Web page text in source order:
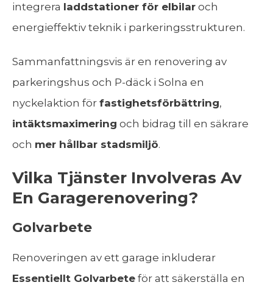
integrera laddstationer för elbilar och
energieffektiv teknik i parkeringsstrukturen.
Sammanfattningsvis är en renovering av
parkeringshus och P-däck i Solna en
nyckelaktion för fastighetsförbättring,
intäktsmaximering och bidrag till en säkrare
och mer hållbar stadsmiljö.
Vilka Tjänster Involveras Av
En Garagerenovering?
Golvarbete
Renoveringen av ett garage inkluderar
Essentiellt Golvarbete för att säkerställa en